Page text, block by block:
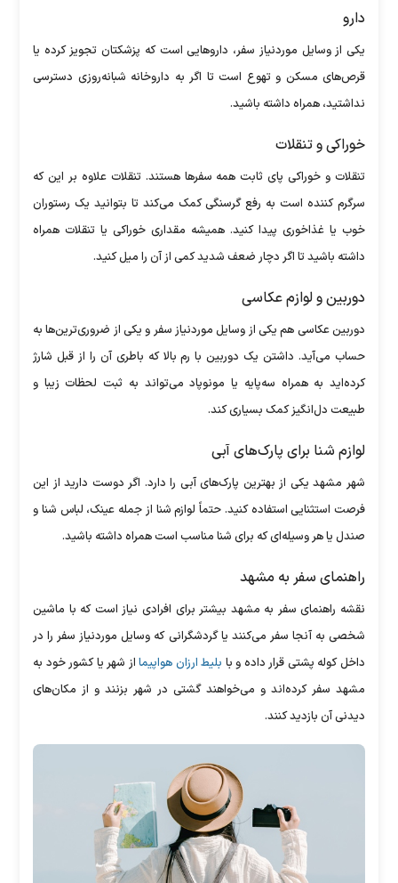
دارو
یکی از وسایل موردنیاز سفر، دارو‌هایی است که پزشکتان تجویز کرده یا
قرص‌های مسکن و تهوع است تا اگر به داروخانه شبانه‌روزی دسترسی
نداشتید، همراه داشته باشید.
خوراکی و تنقلات
تنقلات و خوراکی پای ثابت همه سفر‌ها هستند. تنقلات علاوه بر این که
سرگرم کننده است به رفع گرسنگی کمک می‌کند تا بتوانید یک رستوران
خوب یا غذاخوری پیدا کنید. همیشه مقداری خوراکی یا تنقلات همراه
داشته باشید تا اگر دچار ضعف شدید کمی از آن را میل کنید.
دوربین و لوازم عکاسی
دوربین عکاسی هم یکی از وسایل موردنیاز سفر و یکی از ضروری‌ترین‌ها به
حساب می‌آید. داشتن یک دوربین با رم بالا که باطری آن را از قبل شارژ
کرده‌اید به همراه سه‌پایه یا مونوپاد می‌تواند به ثبت لحظات زیبا و
طبیعت دل‌انگیز کمک بسیاری کند.
لوازم شنا برای پارک‌های آبی
شهر مشهد یکی از بهترین پارک‌های آبی را دارد. اگر دوست دارید از این
فرصت استثنایی استفاده کنید. حتماً لوازم شنا از جمله عینک، لباس شنا و
صندل یا هر وسیله‌ای که برای شنا مناسب است همراه داشته باشید.
راهنمای سفر به مشهد
نقشه راهنمای سفر به مشهد بیشتر برای افرادی نیاز است که با ماشین
شخصی به آنجا سفر می‌کنند یا گردشگرانی که وسایل موردنیاز سفر را در
داخل کوله پشتی قرار داده و با بلیط ارزان هواپیمااز شهر یا کشور خود به
مشهد سفر کرده‌اند و می‌خواهند گشتی در شهر بزنند و از مکان‌های
دیدنی آن بازدید کنند.